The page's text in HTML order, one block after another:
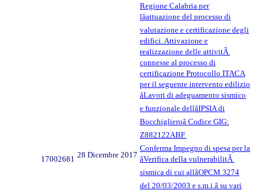
Regione Calabria per
lâattuazione del processo di
valutazione e certificazione degli
edifici. Attivazione e
realizzazione delle attivitÃ
connesse al processo di
certificazione Protocollo ITACA
per il seguente intervento edilizio
âLavori di adeguamento sismico
e funzionale dellâIPSIA di
Bocchiglieroâ Codice GIG:
Z882122ABF.
17002681 28 Dicembre 2017
Conferma Impegno di spesa per la
âVerifica della vulnerabilitÃ
sismica di cui allâOPCM 3274
del 20/03/2003 e s.m.i.â su vari